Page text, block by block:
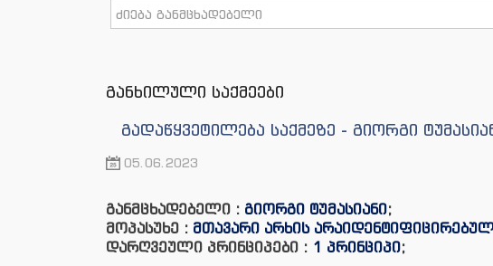
განხილული საქმეები
გადაწყვეტილება საქმეზე - გიორგი
05.06.2023
განმცხადებელი : გიორგი ტუმასიანი;
მოპასუხე : მთავარი არხის
დარღვეული პრინციპები : 1 პრინციპი;